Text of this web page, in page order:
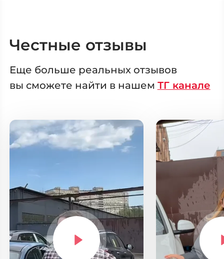
Честные отзывы
Еще больше реальных отзывов
вы сможете найти в нашем ТГ канале
Выберите свой город
Москва
Санкт-